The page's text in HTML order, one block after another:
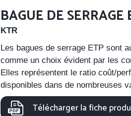
BAGUE DE SERRAGE
KTR
Les bagues de serrage ETP sont
comme un choix évident par les
Elles représentent le ratio coût/
disponibles dans de nombreuses
Télécharger la fiche